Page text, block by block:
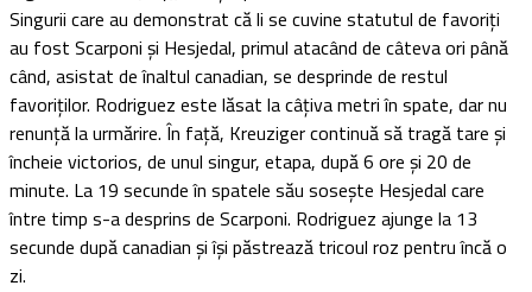
Singurii care au demonstrat că li se cuvine statutul de favoriți
au fost Scarponi și Hesjedal, primul atacând de câteva ori până
când, asistat de înaltul canadian, se desprinde de restul
favoriților. Rodriguez este lăsat la câțiva metri în spate, dar nu
renunță la urmărire. În față, Kreuziger continuă să tragă tare și
încheie victorios, de unul singur, etapa, după 6 ore și 20 de
minute. La 19 secunde în spatele său sosește Hesjedal care
între timp s-a desprins de Scarponi. Rodriguez ajunge la 13
secunde după canadian și își păstrează tricoul roz pentru încă o
zi.